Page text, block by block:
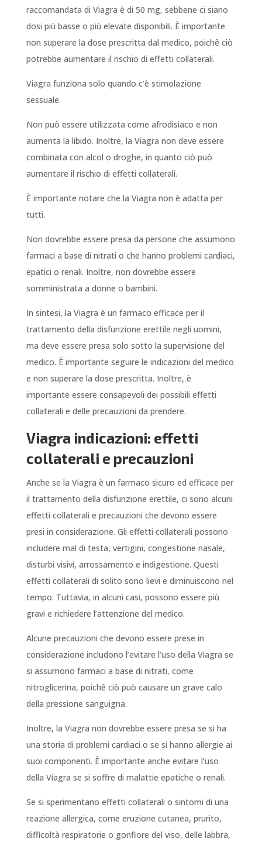
raccomandata di Viagra è di 50 mg, sebbene ci siano
dosi più basse o più elevate disponibili. È importante
non superare la dose prescritta dal medico, poichê ciò
potrebbe aumentare il rischio di effetti collaterali.
Viagra funziona solo quando c’è stimolazione
sessuale.
Non può essere utilizzata come afrodisiaco e non
aumenta la libido. Inoltre, la Viagra non deve essere
combinata con alcol o droghe, in quanto ciò può
aumentare il rischio di effetti collaterali.
È importante notare che la Viagra non è adatta per
tutti.
Non dovrebbe essere presa da persone che assumono
farmaci a base di nitrati o che hanno problemi cardiaci,
epatici o renali. Inoltre, non dovrebbe essere
somministrata a donne o bambini.
In sintesi, la Viagra è un farmaco efficace per il
trattamento della disfunzione erettile negli uomini,
ma deve essere presa solo sotto la supervisione del
medico. È importante seguire le indicazioni del medico
e non superare la dose prescritta. Inoltre, è
importante essere consapevoli dei possibili effetti
collaterali e delle precauzioni da prendere.
Viagra indicazioni: effetti
collaterali e precauzioni
Anche se la Viagra è un farmaco sicuro ed efficace per
il trattamento della disfunzione erettile, ci sono alcuni
effetti collaterali e precauzioni che devono essere
presi in considerazione. Gli effetti collaterali possono
includere mal di testa, vertigini, congestione nasale,
disturbi visivi, arrossamento e indigestione. Questi
effetti collaterali di solito sono lievi e diminuiscono nel
tempo. Tuttavia, in alcuni casi, possono essere più
gravi e richiedere l’attenzione del medico.
Alcune precauzioni che devono essere prese in
considerazione includono l’evitare l’uso della Viagra se
si assumono farmaci a base di nitrati, come
nitroglicerina, poichê ciò può causare un grave calo
della pressione sanguigna.
Inoltre, la Viagra non dovrebbe essere presa se si ha
una storia di problemi cardiaci o se si hanno allergie ai
suoi componenti. È importante anche evitare l’uso
della Viagra se si soffre di malattie epatiche o renali.
Se si sperimentano effetti collaterali o sintomi di una
reazione allergica, come eruzione cutanea, prurito,
difficoltà respiratorie o gonfiore del viso, delle labbra,